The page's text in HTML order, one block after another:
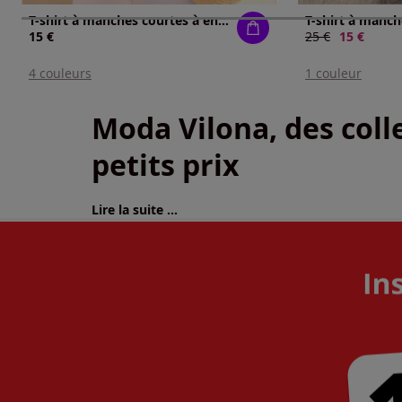
T-shirt à manches courtes à encolure ronde
15 €
4 couleurs
Ancien prix :
25 € Nouveau
15 €
1 couleur
Moda Vilona, des
petits prix
Lire la suite ...